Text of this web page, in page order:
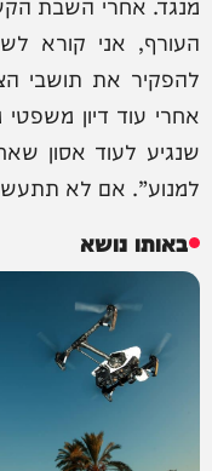
העורף, אני קורא
להפקיר את תושבי
אחרי עוד דיון
שנגיע לעוד אסון
למנוע”. אם לא
באותו נושא